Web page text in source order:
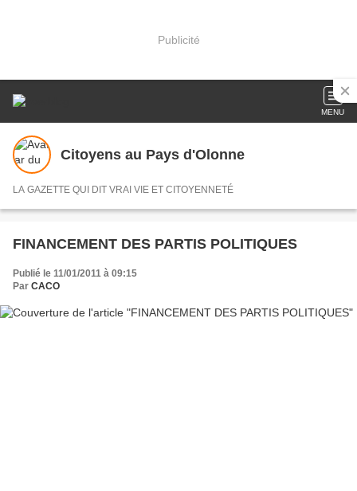
Publicité
MENU
Citoyens au Pays d'Olonne
LA GAZETTE QUI DIT VRAI VIE ET CITOYENNETÉ
FINANCEMENT DES PARTIS POLITIQUES
Publié le 11/01/2011 à 09:15
Par CACO